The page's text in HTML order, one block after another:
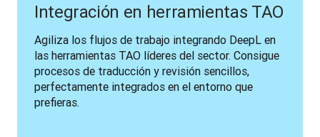
Integración en herramientas TAO
Agiliza los flujos de trabajo integrando DeepL en
las herramientas TAO líderes del sector. Consigue
procesos de traducción y revisión sencillos,
perfectamente integrados en el entorno que
prefieras.